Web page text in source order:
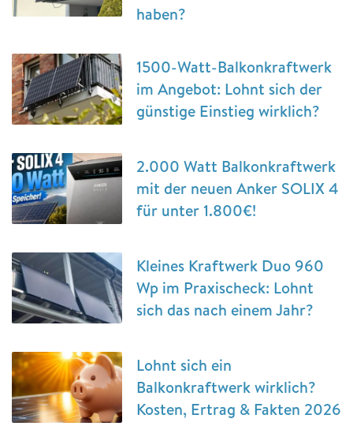
haben?
1500-Watt-Balkonkraftwerk
im Angebot: Lohnt sich der
günstige Einstieg wirklich?
2.000 Watt Balkonkraftwerk
mit der neuen Anker SOLIX 4
für unter 1.800€!
Kleines Kraftwerk Duo 960
Wp im Praxischeck: Lohnt
sich das nach einem Jahr?
Lohnt sich ein
Balkonkraftwerk wirklich?
Kosten, Ertrag & Fakten 2026